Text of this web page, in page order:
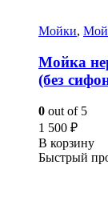
Мойки,
Мойка
(без
0 out of 5
1 500 ₽
В корзину
Быстрый